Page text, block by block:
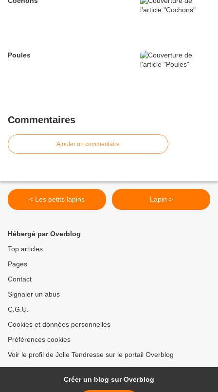
Poules
Commentaires
Ajouter un commentaire
< Les petits lapins Lapin >
Hébergé par Overblog
Top articles
Pages
Contact
Signaler un abus
C.G.U.
Cookies et données personnelles
Préférences cookies
Voir le profil de Jolie Tendresse sur le portail Overblog
Créer un blog sur Overblog